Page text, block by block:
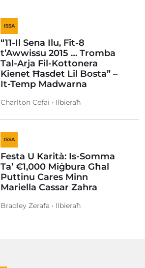
ISSA
“11-Il Sena Ilu, Fit-8
t’Awwissu 2015 … Tromba
Tal-Arja Fil-Kottonera
Kienet Ħasdet Lil Bosta” –
It-Temp Madwarna
Charlton Cefai • Ilbieraħ
ISSA
Festa U Karità: Is-Somma
Ta’ €1,000 Miġbura Għal
Puttinu Cares Minn
Mariella Cassar Zahra
Bradley Zerafa • Ilbieraħ